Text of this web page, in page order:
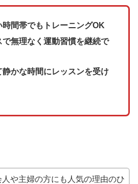
時間帯でもトレーニングOK
で無理なく運動習慣を継続で
静かな時間にレッスンを受け
や主婦の方にも人気の理由のひ